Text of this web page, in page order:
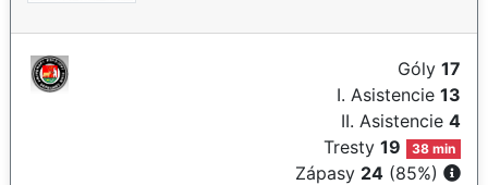
Góly 17
I. Asistencie 13
II. Asistencie 4
Tresty19 38 min
Zápasy 24 (85%)